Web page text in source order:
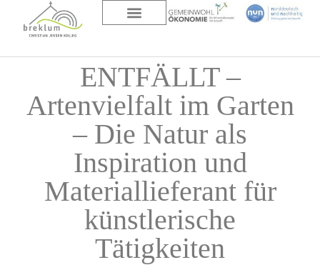
ENTFÄLLT –
Artenvielfalt im Garten
– Die Natur als
Inspiration und
Materiallieferant für
künstlerische
Tätigkeiten